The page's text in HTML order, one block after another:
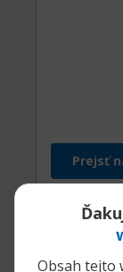
Obsah tejto
Prejsť
07.09.2024,